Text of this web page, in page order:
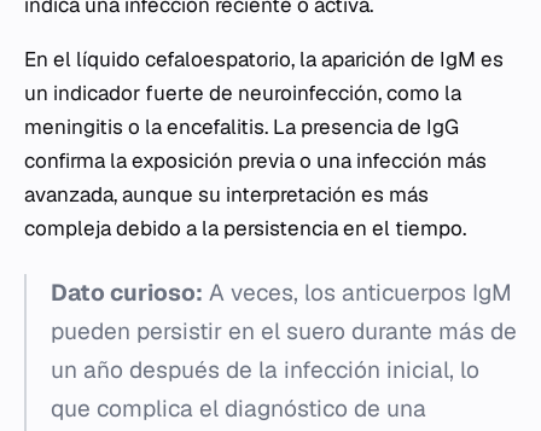
En el líquido cefaloespatorio, la aparición de IgM es
un indicador fuerte de neuroinfección, como la
meningitis o la encefalitis. La presencia de IgG
confirma la exposición previa o una infección más
avanzada, aunque su interpretación es más
compleja debido a la persistencia en el tiempo.
Dato curioso: A veces, los anticuerpos IgM
pueden persistir en el suero durante más de
un año después de la infección inicial, lo
que complica el diagnóstico de una